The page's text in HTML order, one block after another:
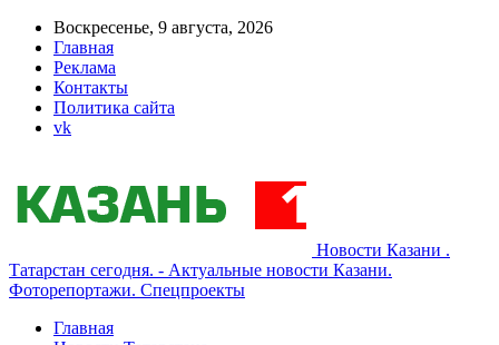
Воскресенье, 9 августа, 2026
Главная
Реклама
Контакты
Политика сайта
vk
Новости Казани .
Татарстан сегодня. - Актуальные новости Казани.
Фоторепортажи. Спецпроекты
Главная